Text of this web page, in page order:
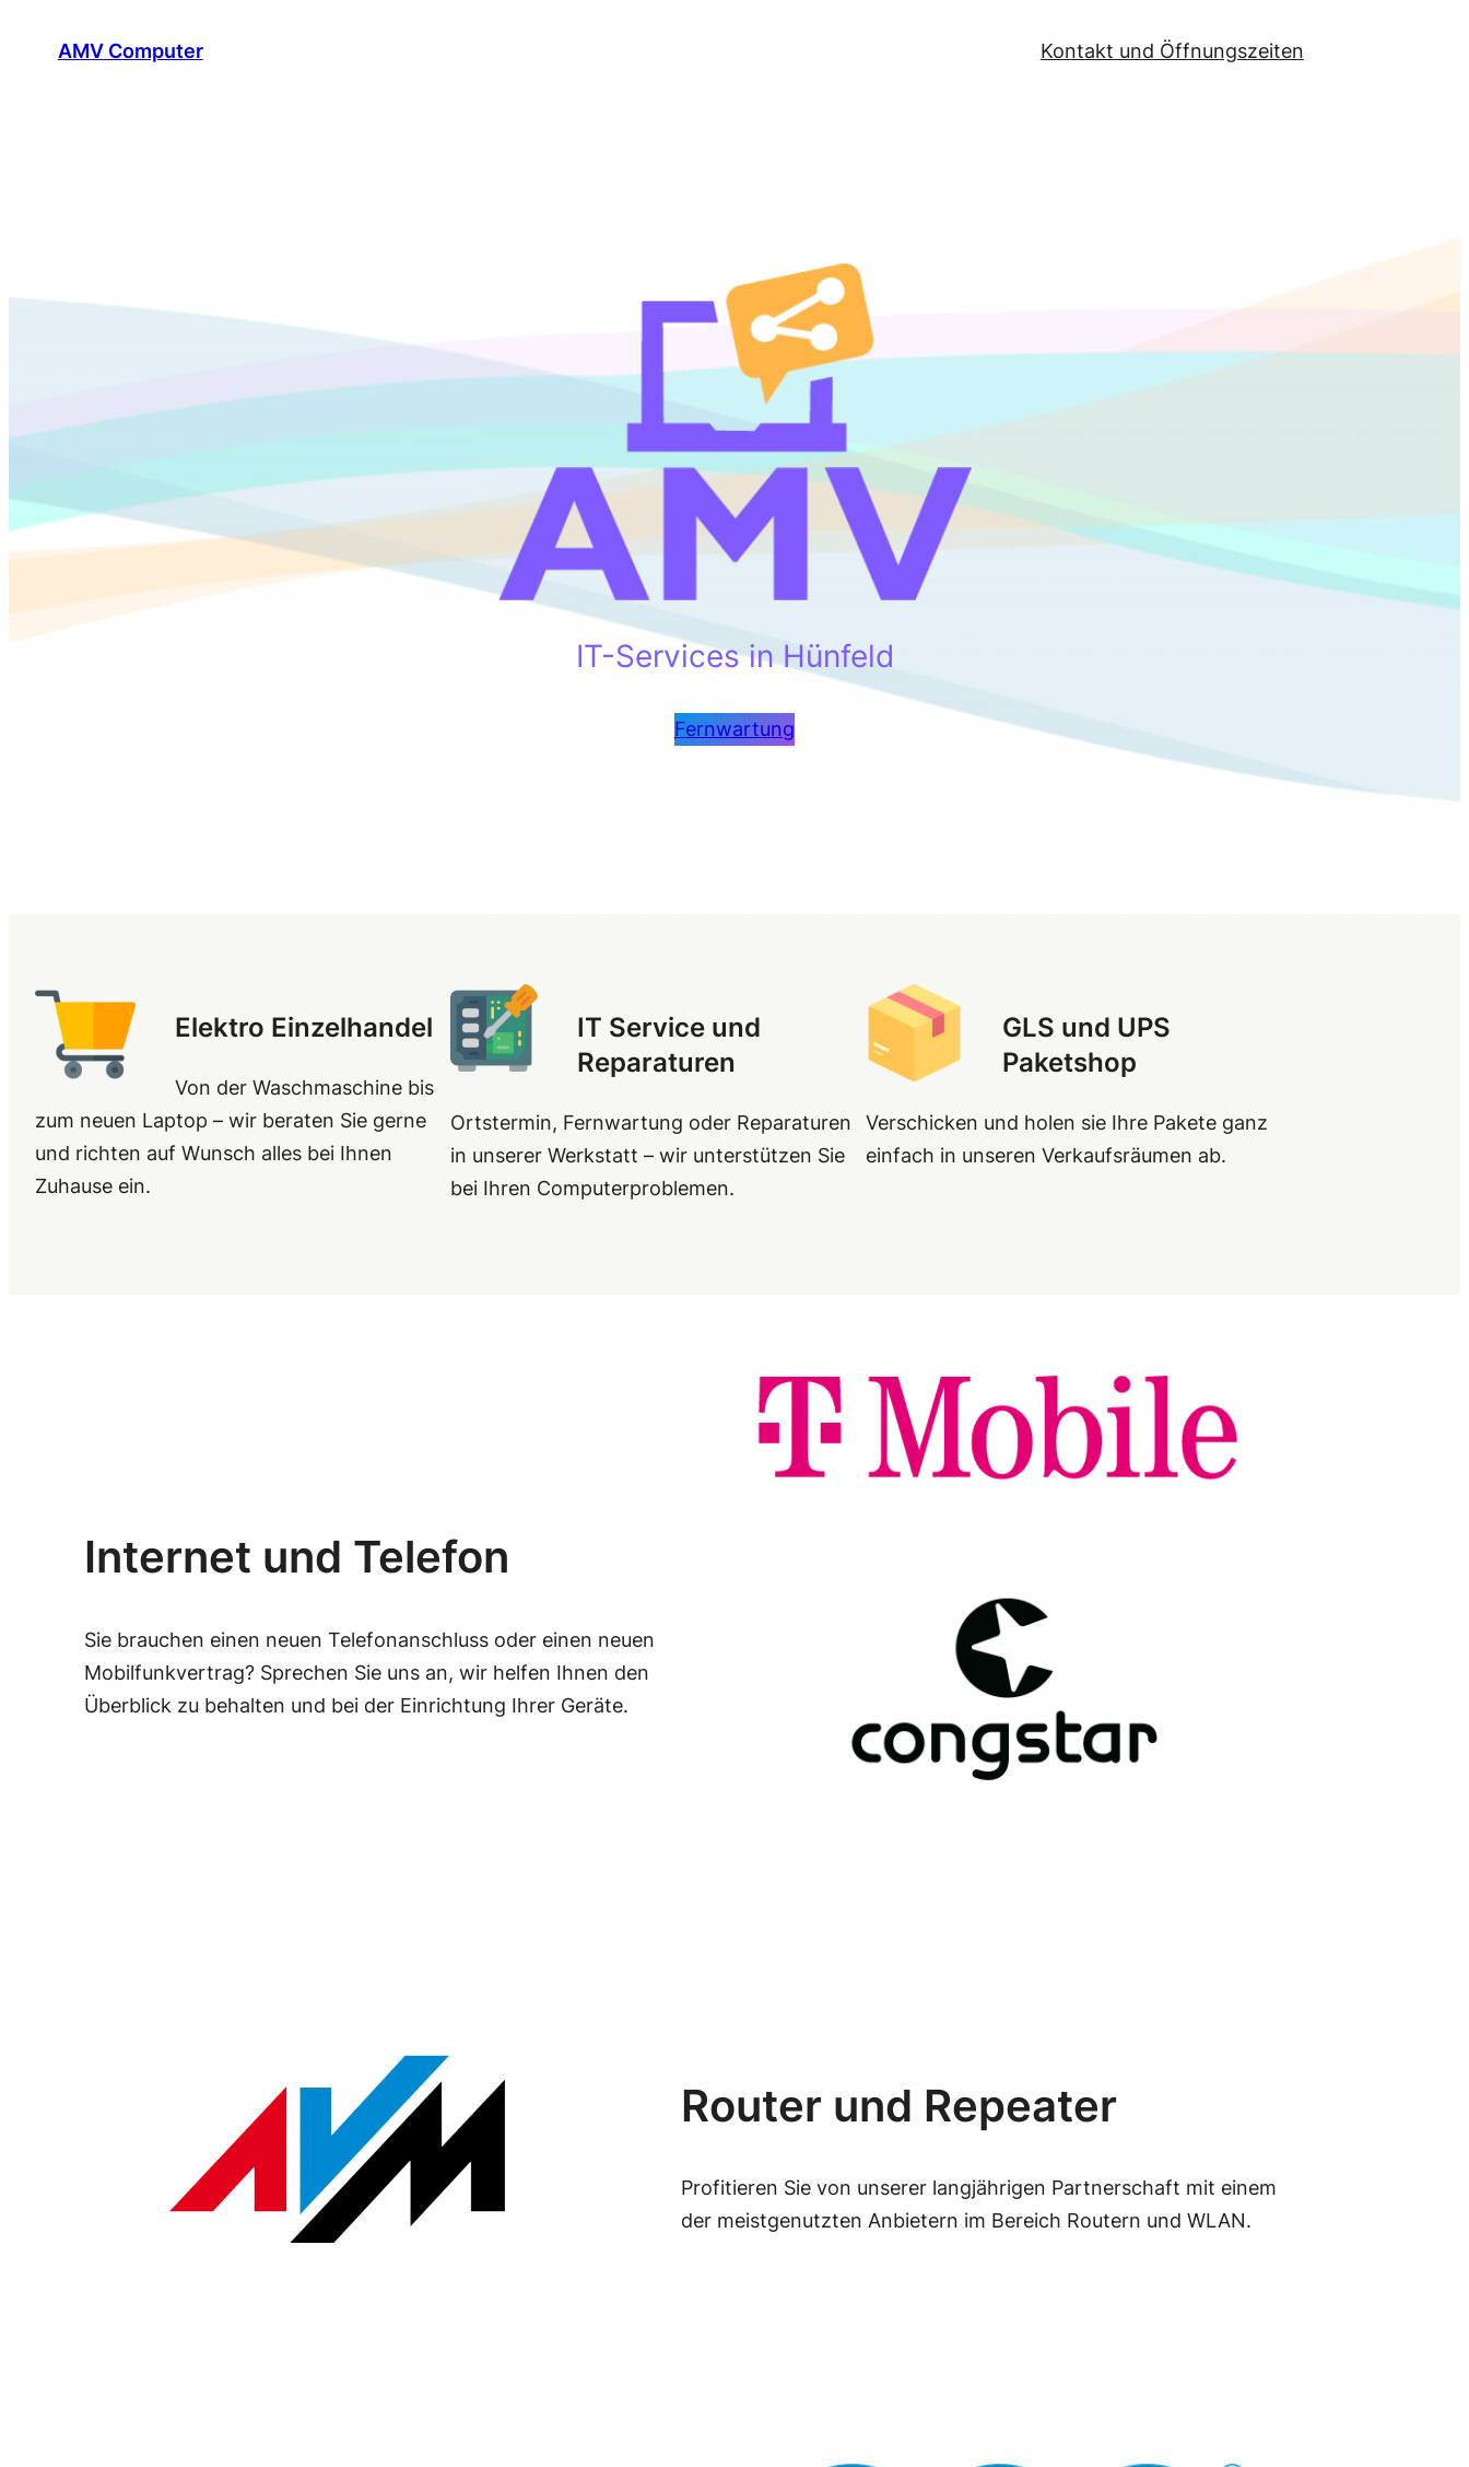
AMV Computer Kontakt und Öffnungszeiten
IT-Services in Hünfeld
Fernwartung
Elektro Einzelhandel
Von der Waschmaschine bis
zum neuen Laptop – wir beraten Sie gerne
und richten auf Wunsch alles bei Ihnen
Zuhause ein.
IT Service und
Reparaturen
Ortstermin, Fernwartung oder Reparaturen
in unserer Werkstatt – wir unterstützen Sie
bei Ihren Computerproblemen.
GLS und UPS
Paketshop
Verschicken und holen sie Ihre Pakete ganz
einfach in unseren Verkaufsräumen ab.
Internet und Telefon
Sie brauchen einen neuen Telefonanschluss oder einen neuen
Mobilfunkvertrag? Sprechen Sie uns an, wir helfen Ihnen den
Überblick zu behalten und bei der Einrichtung Ihrer Geräte.
Router und Repeater
Profitieren Sie von unserer langjährigen Partnerschaft mit einem
der meistgenutzten Anbietern im Bereich Routern und WLAN.